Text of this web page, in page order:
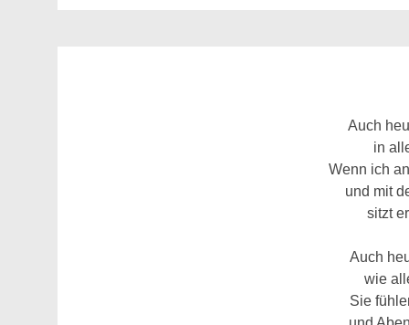
Auch
in
Wenn ich
und mit
sitzt
Auch
wie
Sie